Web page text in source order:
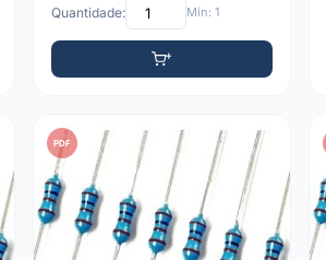
Quantidade: Mín: 1
PDF